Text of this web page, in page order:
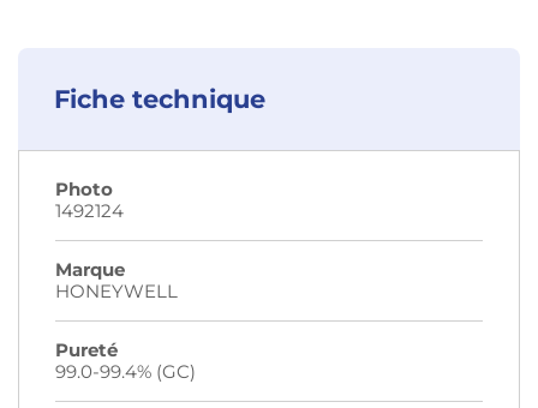
Fiche technique
Photo
1492124
Marque
HONEYWELL
Pureté
99.0-99.4% (GC)